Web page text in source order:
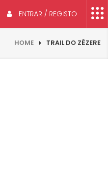
ENTRAR / REGISTO
HOME TRAIL DO ZÊZERE